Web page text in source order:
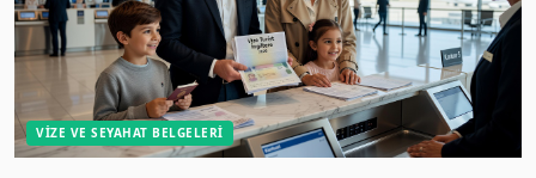
VIZE VE SEYAHAT BELGELERI